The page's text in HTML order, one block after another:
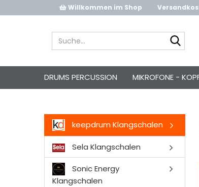
Willkommen im Shop
DRUMS PERCUSSION MIKROFONE -
keepdrum Klangschalen
Sela Klangschalen
Sonic Energy
Klangschalen